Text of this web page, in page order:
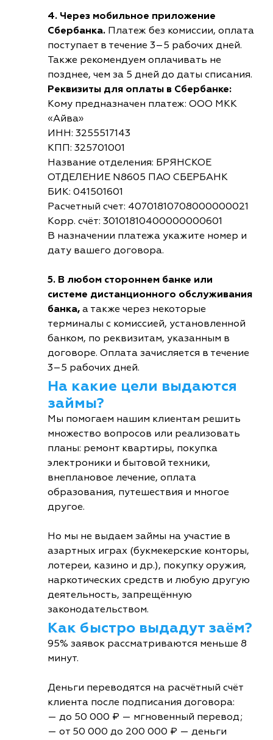
4. Через мобильное приложение
Сбербанка. Платеж без комиссии, оплата
поступает в течение 3–5 рабочих дней.
Также рекомендуем оплачивать не
позднее, чем за 5 дней до даты списания.
Реквизиты для оплаты в Сбербанке:
Кому предназначен платеж: ООО МКК
«Айва»
ИНН: 3255517143
КПП: 325701001
Название отделения: БРЯНСКОЕ
ОТДЕЛЕНИЕ N8605 ПАО СБЕРБАНК
БИК: 041501601
Расчетный счет: 40701810708000000021
Корр. счёт: 30101810400000000601
В назначении платежа укажите номер и
дату вашего договора.
5. В любом стороннем банке или
системе дистанционного обслуживания
банка, а также через некоторые
терминалы с комиссией, установленной
банком, по реквизитам, указанным в
договоре. Оплата зачисляется в течение
3–5 рабочих дней.
На какие цели выдаются
займы?
Мы помогаем нашим клиентам решить
множество вопросов или реализовать
планы: ремонт квартиры, покупка
электроники и бытовой техники,
внеплановое лечение, оплата
образования, путешествия и многое
другое.
Но мы не выдаем займы на участие в
азартных играх (букмекерские конторы,
лотереи, казино и др.), покупку оружия,
наркотических средств и любую другую
деятельность, запрещённую
законодательством.
Как быстро выдадут заём?
95% заявок рассматриваются меньше 8
минут.
Деньги переводятся на расчётный счёт
клиента после подписания договора:
— до 50 000 ₽ — мгновенный перевод;
— от 50 000 до 200 000 ₽ — деньги